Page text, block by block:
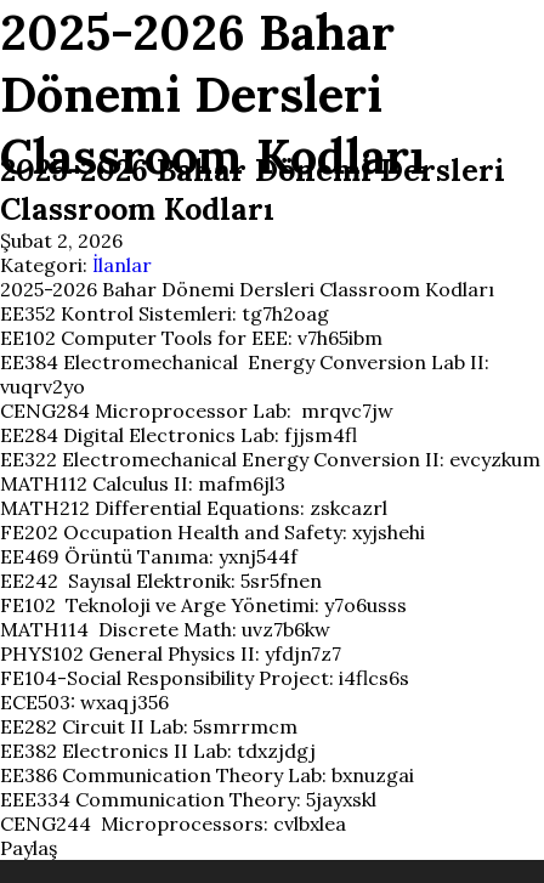
2025-2026 Bahar
Dönemi Dersleri
Classroom Kodları
2025-2026 Bahar Dönemi Dersleri
Classroom Kodları
Şubat 2, 2026
Kategori: İlanlar
2025-2026 Bahar Dönemi Dersleri Classroom Kodları
EE352 Kontrol Sistemleri: tg7h2oag
EE102 Computer Tools for EEE: v7h65ibm
EE384 Electromechanical Energy Conversion Lab II:
vuqrv2yo
CENG284 Microprocessor Lab: mrqvc7jw
EE284 Digital Electronics Lab: fjjsm4fl
EE322 Electromechanical Energy Conversion II: evcyzkum
MATH112 Calculus II: mafm6jl3
MATH212 Differential Equations: zskcazrl
FE202 Occupation Health and Safety: xyjshehi
EE469 Örüntü Tanıma: yxnj544f
EE242 Sayısal Elektronik: 5sr5fnen
FE102 Teknoloji ve Arge Yönetimi: y7o6usss
MATH114 Discrete Math: uvz7b6kw
PHYS102 General Physics II: yfdjn7z7
FE104-Social Responsibility Project: i4flcs6s
ECE503: wxaqj356
EE282 Circuit II Lab: 5smrrmcm
EE382 Electronics II Lab: tdxzjdgj
EE386 Communication Theory Lab: bxnuzgai
EEE334 Communication Theory: 5jayxskl
CENG244 Microprocessors: cvlbxlea
Paylaş